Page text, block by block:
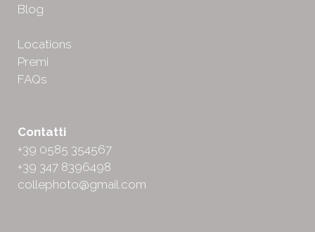
Blog
Locations
Premi
FAQs
Contatti
+39 0585 354567
+39 347 8396498
collephoto@gmail.com